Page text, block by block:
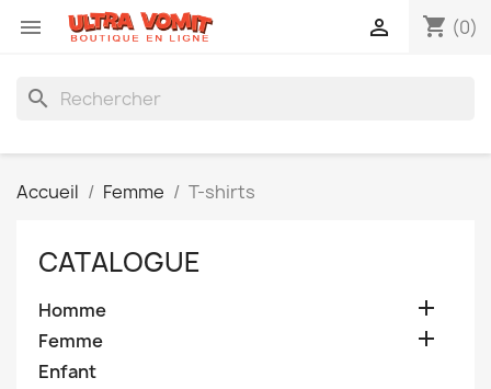
 shopping_cart (0)

search
Accueil Femme T-shirts
CATALOGUE
Homme 
Femme 
Enfant